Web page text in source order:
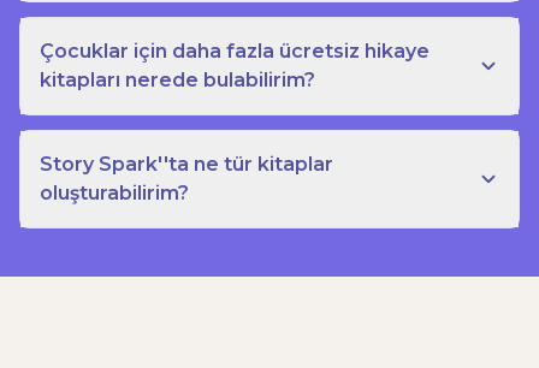
Çocuklar için daha fazla ücretsiz hikaye
kitapları nerede bulabilirim?
Story Spark''ta ne tür kitaplar
oluşturabilirim?